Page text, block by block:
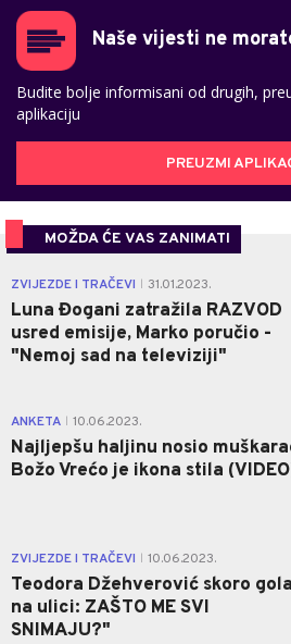
Naše vijesti ne
Budite bolje informisani od drugih,
aplikaciju
PREUZMI
MOŽDA ĆE VAS ZANIMATI
ZVIJEZDE I TRAČEVI 31.01.2023.
Luna Đogani zatražila RAZVOD
usred emisije, Marko poručio -
"Nemoj sad na televiziji"
ANKETA 10.06.2023.
Najljepšu haljinu nosio
Božo Vrećo je ikona stila
ZVIJEZDE I TRAČEVI 10.06.2023.
Teodora Džehverović skoro gola
na ulici: ZAŠTO ME SVI
SNIMAJU?"